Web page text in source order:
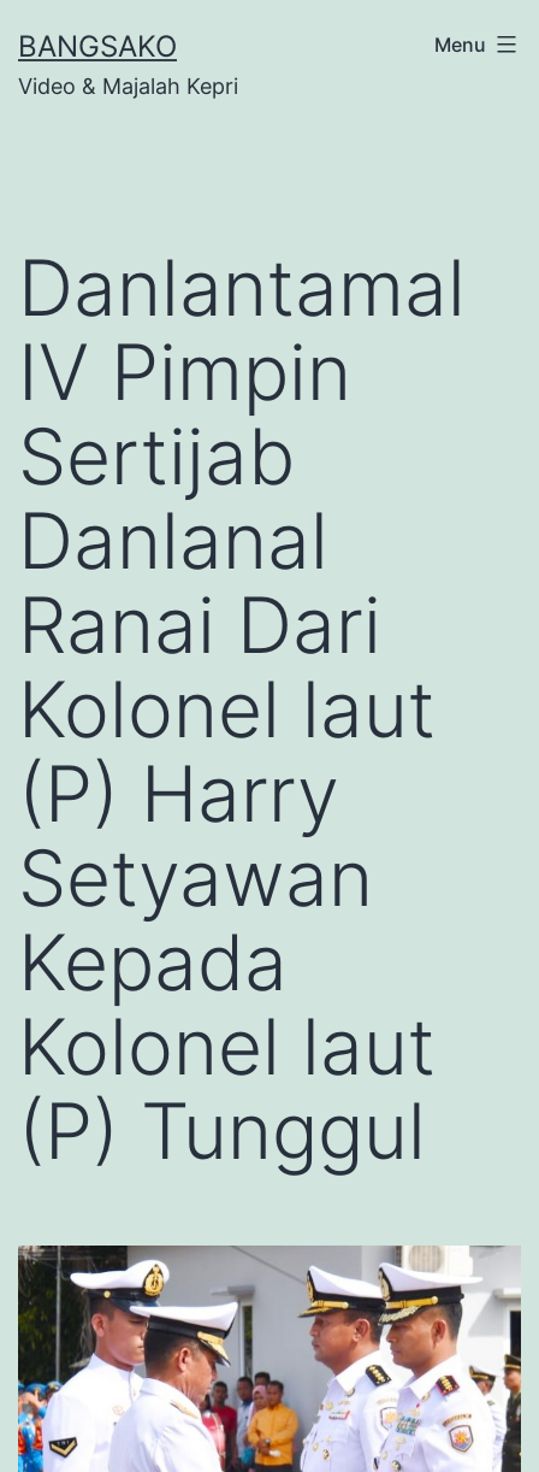
to
content
BANGSAKO
Video & Majalah Kepri
Menu
Danlantamal
IV Pimpin
Sertijab
Danlanal
Ranai Dari
Kolonel laut
(P) Harry
Setyawan
Kepada
Kolonel laut
(P) Tunggul